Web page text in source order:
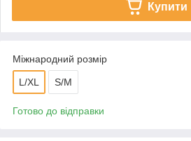
Купити
Міжнародний розмір
L/XL S/M
Готово до відправки